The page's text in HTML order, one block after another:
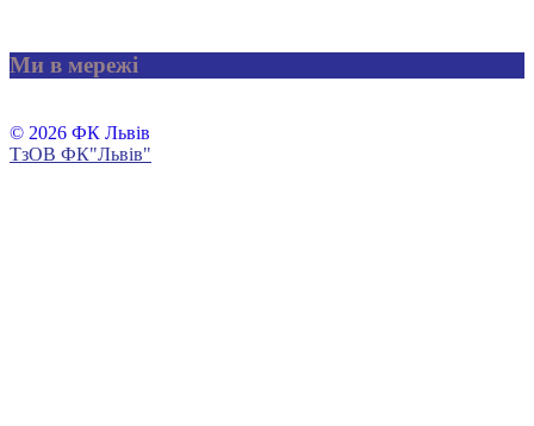
Ми в мережі
© 2026 ФК Львів
ТзОВ ФК"Львів"